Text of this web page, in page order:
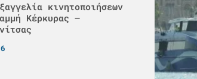
κινητοποιήσεων
Κέρκυρας –